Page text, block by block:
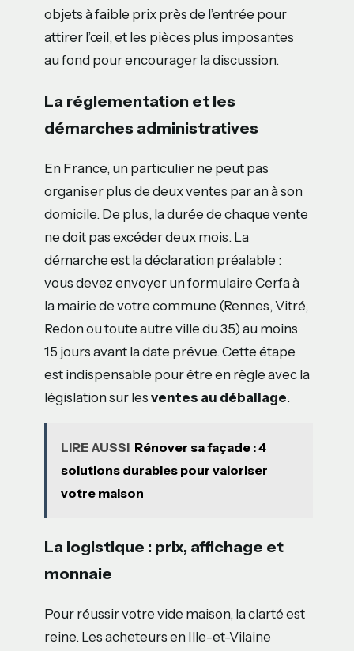
objets à faible prix près de l’entrée pour
attirer l’œil, et les pièces plus imposantes
au fond pour encourager la discussion.
La réglementation et les
démarches administratives
En France, un particulier ne peut pas
organiser plus de deux ventes par an à son
domicile. De plus, la durée de chaque vente
ne doit pas excéder deux mois. La
démarche est la déclaration préalable :
vous devez envoyer un formulaire Cerfa à
la mairie de votre commune (Rennes, Vitré,
Redon ou toute autre ville du 35) au moins
15 jours avant la date prévue. Cette étape
est indispensable pour être en règle avec la
législation sur les ventes au déballage.
LIRE AUSSI Rénover sa façade : 4
solutions durables pour valoriser
votre maison
La logistique : prix, affichage et
monnaie
Pour réussir votre vide maison, la clarté est
reine. Les acheteurs en Ille-et-Vilaine